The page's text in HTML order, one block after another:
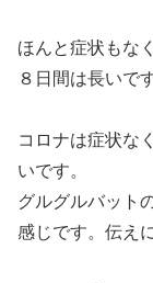
ほんと症状もな
８日間は長いで
コロナは症状な
いです。
グルグルバット
感じです。伝え